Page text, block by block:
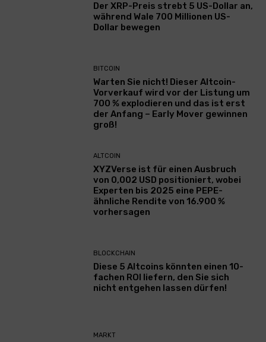
Der XRP-Preis strebt 5 US-Dollar an,
während Wale 700 Millionen US-
Dollar bewegen
BITCOIN
Warten Sie nicht! Dieser Altcoin-
Vorverkauf wird vor der Listung um
700 % explodieren und das ist erst
der Anfang – Early Mover gewinnen
groß!
ALTCOIN
XYZVerse ist für einen Ausbruch
von 0,002 USD positioniert, wobei
Experten bis 2025 eine PEPE-
ähnliche Rendite von 16.900 %
vorhersagen
BLOCKCHAIN
Diese 5 Altcoins könnten einen 10-
fachen ROI liefern, den Sie sich
nicht entgehen lassen dürfen!
MARKT